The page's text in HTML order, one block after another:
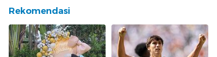
Rekomendasi